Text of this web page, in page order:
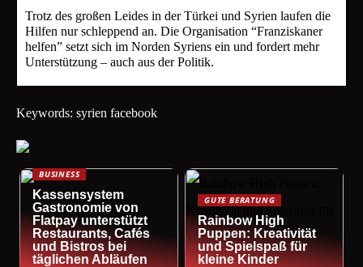
Trotz des großen Leides in der Türkei und Syrien laufen die
Hilfen nur schleppend an. Die Organisation “Franziskaner
helfen” setzt sich im Norden Syriens ein und fordert mehr
Unterstützung – auch aus der Politik.
Keywords: syrien facebook
BUSINESS
Kassensystem
Gastronomie von
Flatpay unterstützt
Restaurants, Cafés
und Bistros bei
täglichen Abläufen
GUTE BERATUNG
Rainbow High
Puppen: Kreativität
und Spielspaß für
kleine Kinder